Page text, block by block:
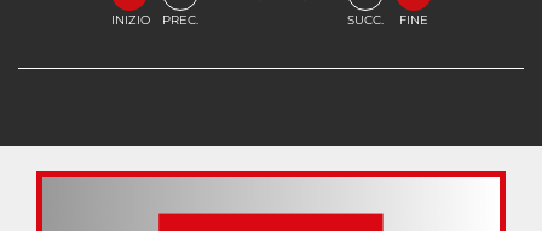
INIZIO PREC. SUCC. FINE